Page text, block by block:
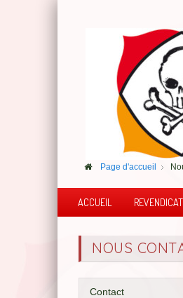
Page d'accueil
ACCUEIL
NOUS
Contact